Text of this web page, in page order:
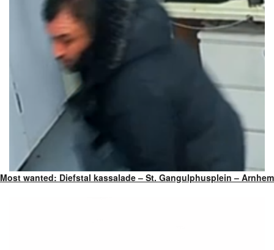
Most wanted: Diefstal kassalade – St. Gangulphusplein – Arnhem